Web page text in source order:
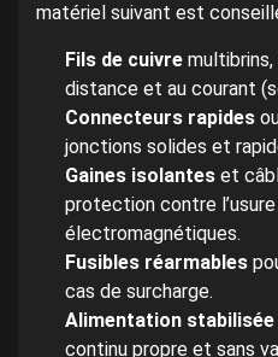
matériel suivant est
Fils de cuivre
distance et au courant
Connecteurs rapides
jonctions solides et
Gaines isolantes et
protection contre
électromagnétiques.
Fusibles réarmables
cas de surcharge.
Alimentation stabilisée
continu propre et sans